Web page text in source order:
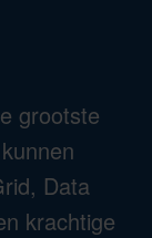
grootste
Data
krachtige